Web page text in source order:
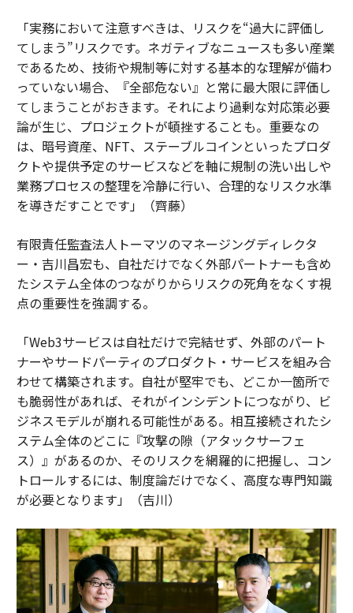
「実務において注意すべきは、リスクを“過大に評価し
てしまう”リスクです。ネガティブなニュースも多い産業
であるため、技術や規制等に対する基本的な理解が備わ
っていない場合、『全部危ない』と常に最大限に評価し
てしまうことがおきます。それにより過剰な対応策必要
論が生じ、プロジェクトが頓挫することも。重要なの
は、暗号資産、NFT、ステーブルコインといったプロダ
クトや提供予定のサービスなどを軸に規制の洗い出しや
業務プロセスの整理を冷静に行い、合理的なリスク水準
を導きだすことです」（齊藤）
有限責任監査法人トーマツのマネージングディレクタ
ー・吉川昌宏も、自社だけでなく外部パートナーも含め
たシステム全体のつながりからリスクの死角をなくす視
点の重要性を強調する。
「Web3サービスは自社だけで完結せず、外部のパート
ナーやサードパーティのプロダクト・サービスを組み合
わせて構築されます。自社が堅牢でも、どこか一箇所で
も脆弱性があれば、それがインシデントにつながり、ビ
ジネスモデルが崩れる可能性がある。相互接続されたシ
ステム全体のどこに『攻撃の隙（アタックサーフェ
ス）』があるのか、そのリスクを網羅的に把握し、コン
トロールするには、制度論だけでなく、高度な専門知識
が必要となります」（吉川）